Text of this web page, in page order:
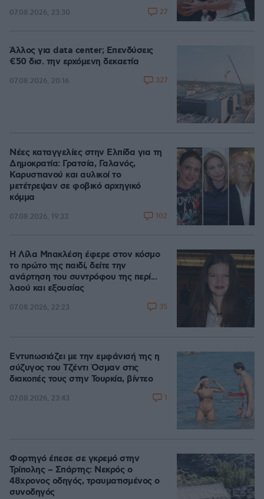
07.08.2026, 23:30 27
Άλλος για data center; Επενδύσεις
€50 δισ. την ερχόμενη δεκαετία
07.08.2026, 20:16 327
Νέες καταγγελίες στην Ελπίδα για τη
Δημοκρατία: Γρατσία, Γαλανός,
Καρυστιανού και αυλικοί το
μετέτρεψαν σε φοβικό αρχηγικό
κόμμα
07.08.2026, 19:33 102
Η Λίλα Μπακλέση έφερε στον κόσμο
το πρώτο της παιδί, δείτε την
ανάρτηση του συντρόφου της περί...
λαού και εξουσίας
07.08.2026, 22:23 35
Εντυπωσιάζει με την εμφάνισή της η
σύζυγος του Τζέντι Όσμαν στις
διακοπές τους στην Τουρκία, βίντεο
07.08.2026, 23:43 1
Φορτηγό έπεσε σε γκρεμό στην
Τρίπολης – Σπάρτης: Νεκρός ο
48χρονος οδηγός, τραυματισμένος ο
συνοδηγός